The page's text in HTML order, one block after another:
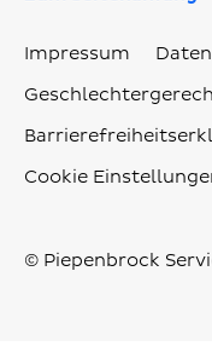
Impressum
Cookie
© Piepenbrock